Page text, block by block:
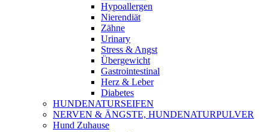
Hypoallergen
Nierendiät
Zähne
Urinary
Stress & Angst
Übergewicht
Gastrointestinal
Herz & Leber
Diabetes
HUNDENATURSEIFEN
NERVEN & ÄNGSTE, HUNDENATURPULVER
Hund Zuhause